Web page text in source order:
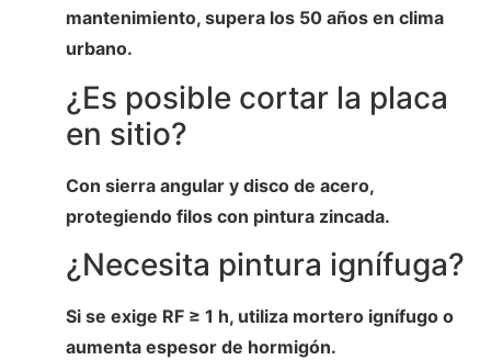
mantenimiento, supera los 50 años en clima
urbano.
¿Es posible cortar la placa
en sitio?
Con sierra angular y disco de acero,
protegiendo filos con pintura zincada.
¿Necesita pintura ignífuga?
Si se exige RF ≥ 1 h, utiliza mortero ignífugo o
aumenta espesor de hormigón.